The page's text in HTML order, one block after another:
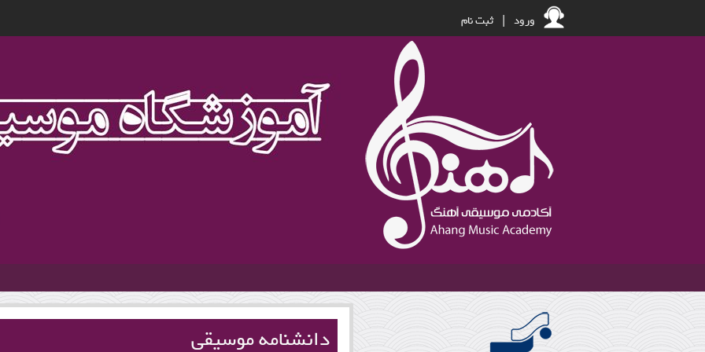
ورود | ثبت نام
امیر هوشنگ ابتهاج
دانشنامه موسیقی